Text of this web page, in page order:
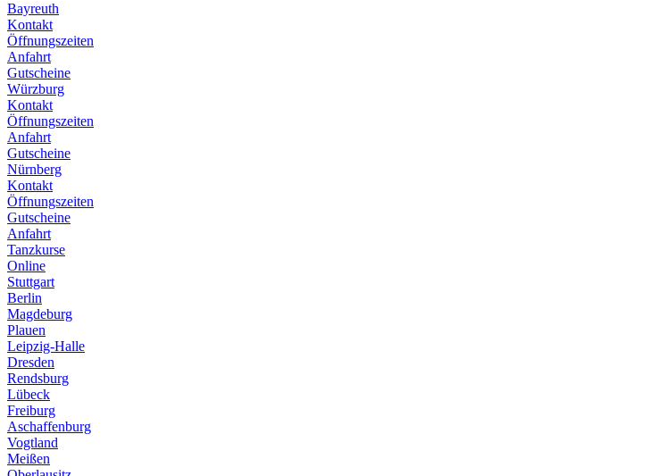
Bayreuth
Kontakt
Öffnungszeiten
Anfahrt
Gutscheine
Würzburg
Kontakt
Öffnungszeiten
Anfahrt
Gutscheine
Nürnberg
Kontakt
Öffnungszeiten
Gutscheine
Anfahrt
Tanzkurse
Online
Stuttgart
Berlin
Magdeburg
Plauen
Leipzig-Halle
Dresden
Rendsburg
Lübeck
Freiburg
Aschaffenburg
Vogtland
Meißen